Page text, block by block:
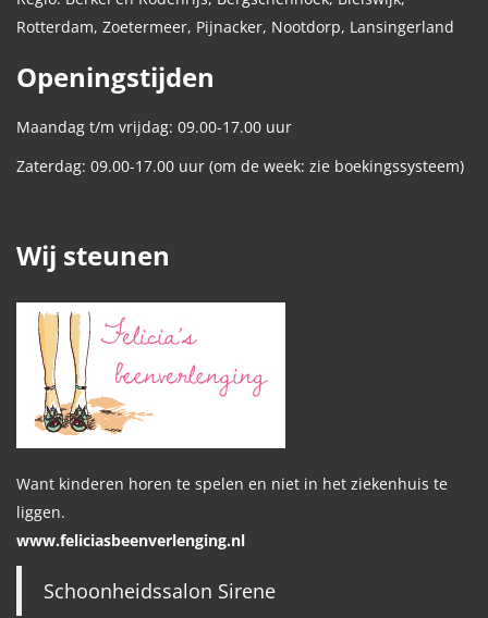
Rotterdam, Zoetermeer, Pijnacker, Nootdorp, Lansingerland
Openingstijden
Maandag t/m vrijdag: 09.00-17.00 uur
Zaterdag: 09.00-17.00 uur (om de week: zie boekingssysteem)
Wij steunen
Want kinderen horen te spelen en niet in het ziekenhuis te
liggen.
www.feliciasbeenverlenging.nl
Schoonheidssalon Sirene